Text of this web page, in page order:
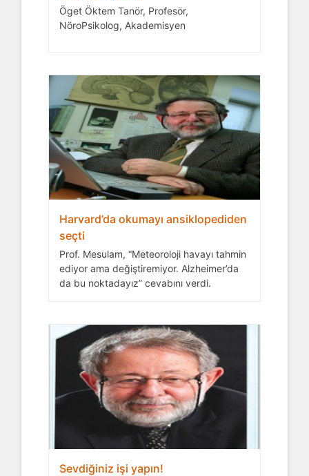
Öget Öktem Tanör, Profesör,
NöroPsikolog, Akademisyen
Harvard’da okumayı ansiklopediden
seçti
Prof. Mesulam, “Meteoroloji havayı tahmin
ediyor ama değiştiremiyor. Alzheimer’da
da bu noktadayız” cevabını verdi.
Sevdiğiniz işi yapın!